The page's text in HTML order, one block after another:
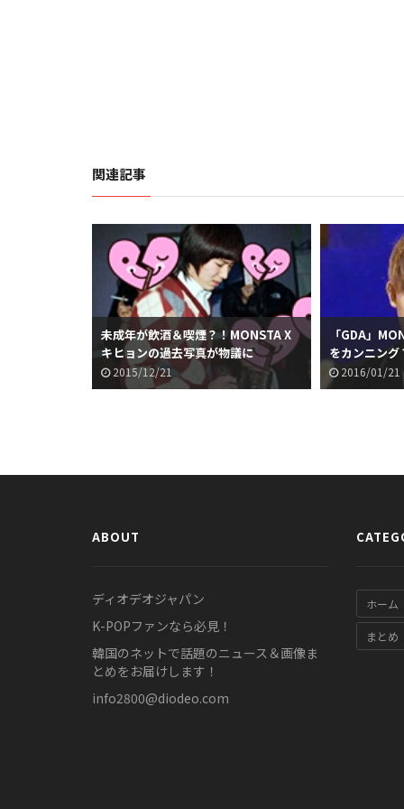
関連記事
未成年が飲酒＆喫煙？！MONSTA X
キヒョンの過去写真が物議に
2015/12/21
「GDA」
をカンニン
2016/01/21
ABOUT
ディオデオジャパン
K-POPファンなら必見！
韓国のネットで話題のニュース＆画像ま
とめをお届けします！
info2800@diodeo.com
ホーム
まとめ